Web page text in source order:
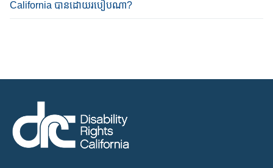
California បាន​ដោយ​របៀប​ណា?